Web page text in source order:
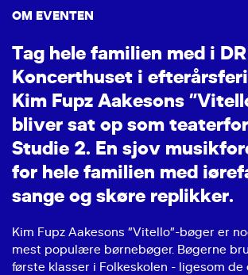
OM EVENTEN
Tag hele familien med i DR
Koncerthuset i efterårsferi
Kim Fupz Aakesons ”Vitell
bliver sat op som teaterfor
Studie 2. En sjov musikfor
for hele familien med iøref
sange og skøre replikker.
Kim Fupz Aakesons ”Vitello”-bøger er
mest populære børnebøger. Bøgerne
første klasser i Folkeskolen - ligesom